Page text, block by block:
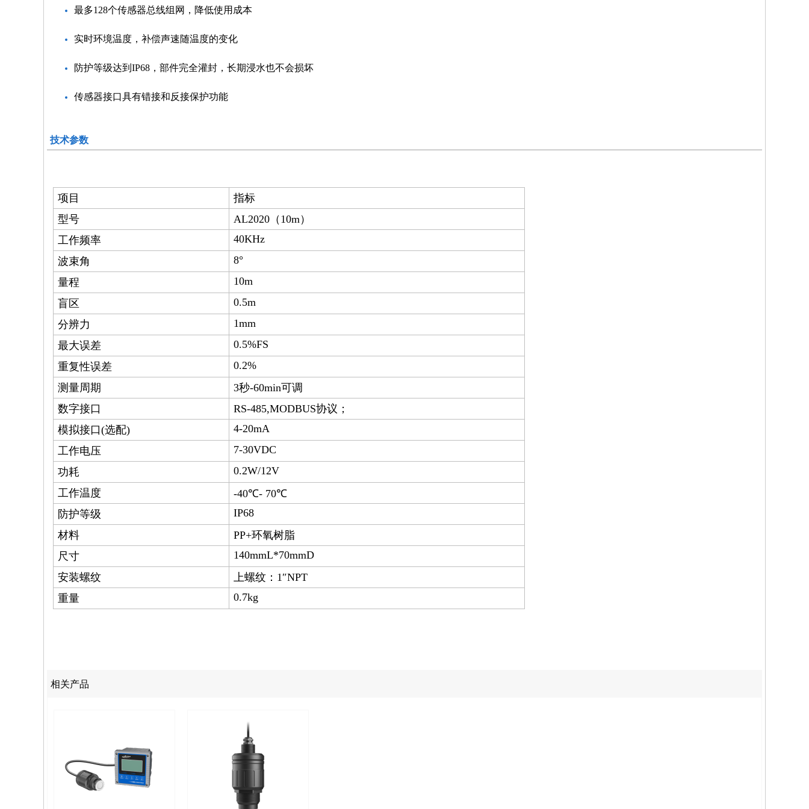
最多128个传感器总线组网，降低使用成本
实时环境温度，补偿声速随温度的变化
防护等级达到IP68，部件完全灌封，长期浸水也不会损坏
传感器接口具有错接和反接保护功能
技术参数
项目
指标
型号
AL2020（10m）
工作频率
40KHz
波束角
8°
量程
10m
盲区
0.5m
分辨力
1mm
最大误差
0.5%FS
重复性误差
0.2%
测量周期
3秒-60min可调
数字接口
RS-485,MODBUS协议；
模拟接口(选配)
4-20mA
工作电压
7-30VDC
功耗
0.2W/12V
工作温度
-40℃- 70℃
防护等级
IP68
材料
PP+环氧树脂
尺寸
140mmL*70mmD
安装螺纹
上螺纹：1″NPT
重量
0.7kg
相关产品